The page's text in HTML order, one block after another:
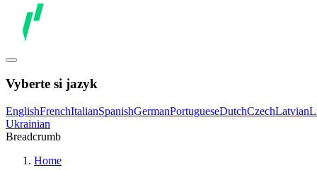
Vyberte si jazyk
EnglishFrenchItalianSpanishGermanPortugueseDutchCzechLatvian
Ukrainian
Breadcrumb
Home